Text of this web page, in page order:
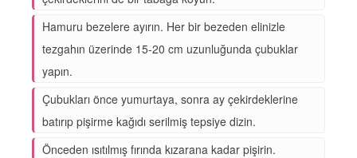
Hamuru bezelere ayırın. Her bir bezeden elinizle
tezgahın üzerinde 15-20 cm uzunluğunda çubuklar
yapın.
Çubukları önce yumurtaya, sonra ay çekirdeklerine
batırıp pişirme kağıdı serilmiş tepsiye dizin.
Önceden ısıtılmış fırında kızarana kadar pişirin.